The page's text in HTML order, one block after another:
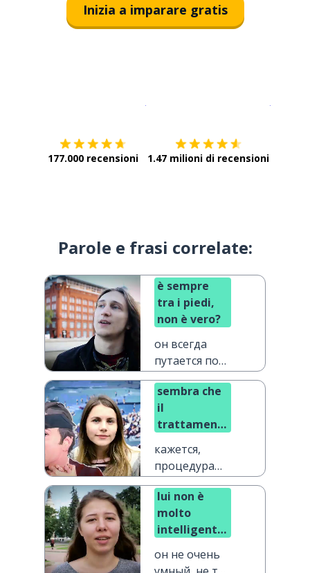
Inizia a imparare gratis
177.000 recensioni 1.47 milioni di recensioni
Parole e frasi correlate:
è sempre
tra i piedi,
non è vero?
он всегда
путается под
ногами, не
так ли?
sembra che
il
trattamento
funzioni,
vero?
кажется,
процедура
оказывает
действие, не
так ли?
lui non è
molto
intelligente,
он не очень